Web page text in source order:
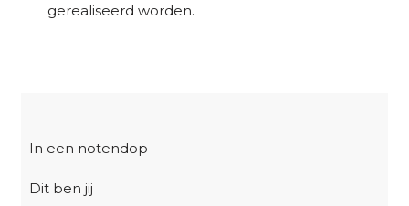
gerealiseerd worden.
In een notendop
Dit ben jij